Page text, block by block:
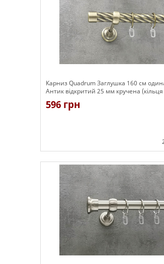
Карниз Quadrum Заглушка 160 см
Антик відкритий 25 мм кручена (кільця
гачками)
596 грн